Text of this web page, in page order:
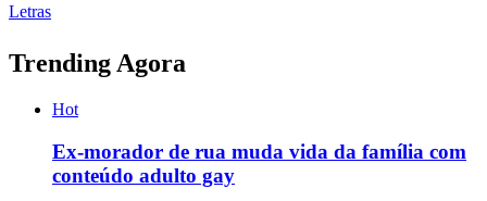
Letras
Trending Agora
Hot
Ex-morador de rua muda vida da família com
conteúdo adulto gay